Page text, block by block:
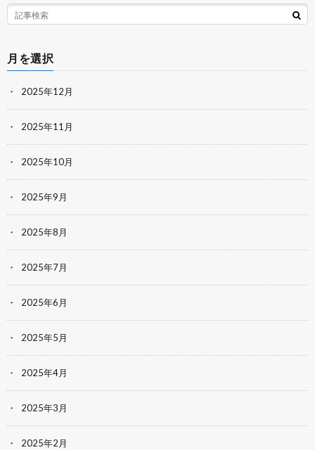
月を選択
2025年12月
2025年11月
2025年10月
2025年9月
2025年8月
2025年7月
2025年6月
2025年5月
2025年4月
2025年3月
2025年2月